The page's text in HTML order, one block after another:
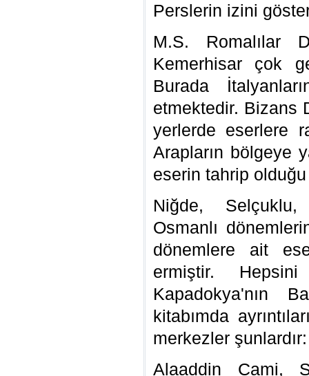
Perslerin izini
M.S. Romalılar
Kemerhisar çok
Burada
etmektedir. Bizans
yerlerde eserlere
Arapların bölgeye
eserin tahrip
Niğde,
Osmanlı
dönemlere ait
ermiştir.
Kapadokya'nın
kitabımda
merkezler şunlardır:
Alaaddin Cami,